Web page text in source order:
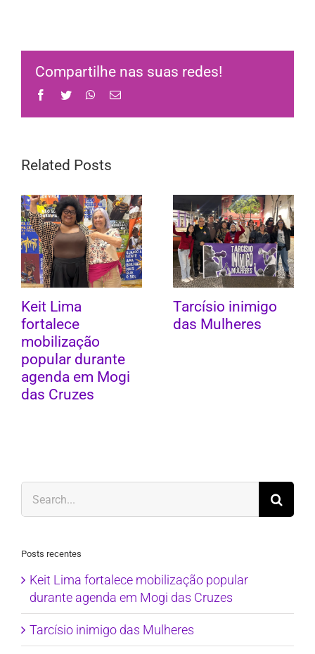
Compartilhe nas suas redes!
Facebook
Twitter WhatsApp
Email
Related Posts
Keit Lima
fortalece
mobilização
popular durante
agenda em Mogi
das Cruzes
Tarcísio inimigo
das Mulheres
for:
Posts recentes
Keit Lima fortalece mobilização popular
durante agenda em Mogi das Cruzes
Tarcísio inimigo das Mulheres